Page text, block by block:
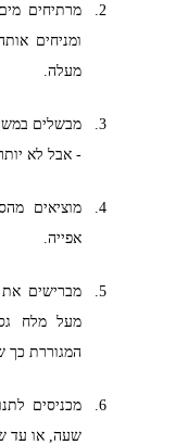
מרתיחים
ומניחים
מעלה.
- אבל לא
מוציאים
אפייה.
מברישים את
מעל מלח
המגוררת כך
שעה, או עד